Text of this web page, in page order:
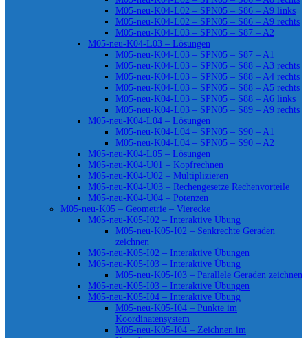
M05-neu-K04-L02 – SPN05 – S86 – A9 links
M05-neu-K04-L02 – SPN05 – S86 – A9 rechts
M05-neu-K04-L03 – SPN05 – S87 – A2
M05-neu-K04-L03 – Lösungen
M05-neu-K04-L03 – SPN05 – S87 – A1
M05-neu-K04-L03 – SPN05 – S88 – A3 rechts
M05-neu-K04-L03 – SPN05 – S88 – A4 rechts
M05-neu-K04-L03 – SPN05 – S88 – A5 rechts
M05-neu-K04-L03 – SPN05 – S88 – A6 links
M05-neu-K04-L03 – SPN05 – S89 – A9 rechts
M05-neu-K04-L04 – Lösungen
M05-neu-K04-L04 – SPN05 – S90 – A1
M05-neu-K04-L04 – SPN05 – S90 – A2
M05-neu-K04-L05 – Lösungen
M05-neu-K04-U01 – Kopfrechnen
M05-neu-K04-U02 – Multiplizieren
M05-neu-K04-U03 – Rechengesetze Rechenvorteile
M05-neu-K04-U04 – Potenzen
M05-neu-K05 – Geometrie – Vierecke
M05-neu-K05-I02 – Interaktive Übung
M05-neu-K05-I02 – Senkrechte Geraden
zeichnen
M05-neu-K05-I02 – Interaktive Übungen
M05-neu-K05-I03 – Interaktive Übung
M05-neu-K05-I03 – Parallele Geraden zeichnen
M05-neu-K05-I03 – Interaktive Übungen
M05-neu-K05-I04 – Interaktive Übung
M05-neu-K05-I04 – Punkte im
Koordinatensystem
M05-neu-K05-I04 – Zeichnen im